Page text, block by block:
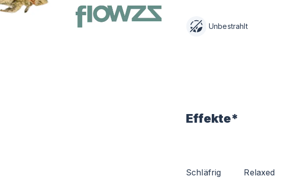
Unbestrahlt
Effekte*
Schläfrig Relaxed